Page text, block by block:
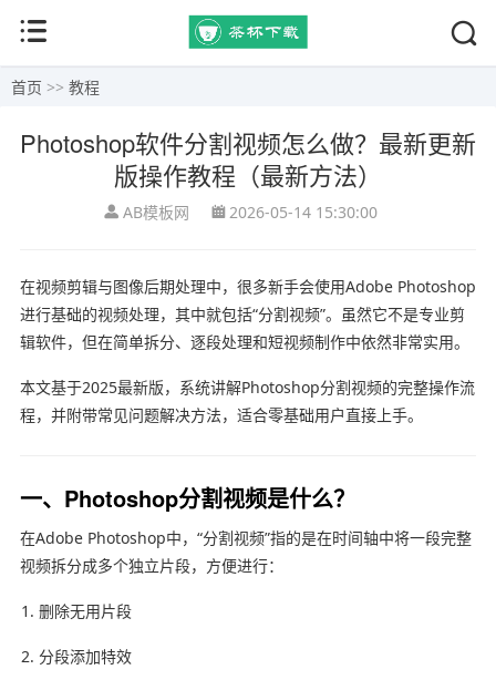
首页 >> 教程
Photoshop软件分割视频怎么做？最新更新
版操作教程（最新方法）
AB模板网 2026-05-14 15:30:00
在视频剪辑与图像后期处理中，很多新手会使用Adobe Photoshop
进行基础的视频处理，其中就包括“分割视频”。虽然它不是专业剪
辑软件，但在简单拆分、逐段处理和短视频制作中依然非常实用。
本文基于2025最新版，系统讲解Photoshop分割视频的完整操作流
程，并附带常见问题解决方法，适合零基础用户直接上手。
一、Photoshop分割视频是什么？
在Adobe Photoshop中，“分割视频”指的是在时间轴中将一段完整
视频拆分成多个独立片段，方便进行：
删除无用片段
分段添加特效